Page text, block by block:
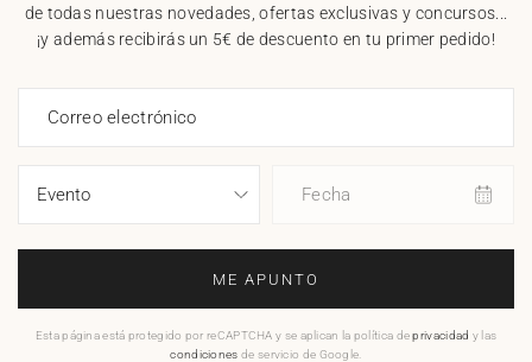
de todas nuestras novedades, ofertas exclusivas y concursos...
¡y además recibirás un 5€ de descuento en tu primer pedido!
Correo electrónico
Fecha
ME APUNTO
Esta página está protegido por reCAPTCHA y se aplican la política deprivacidad y las
condiciones de servicio de Google.